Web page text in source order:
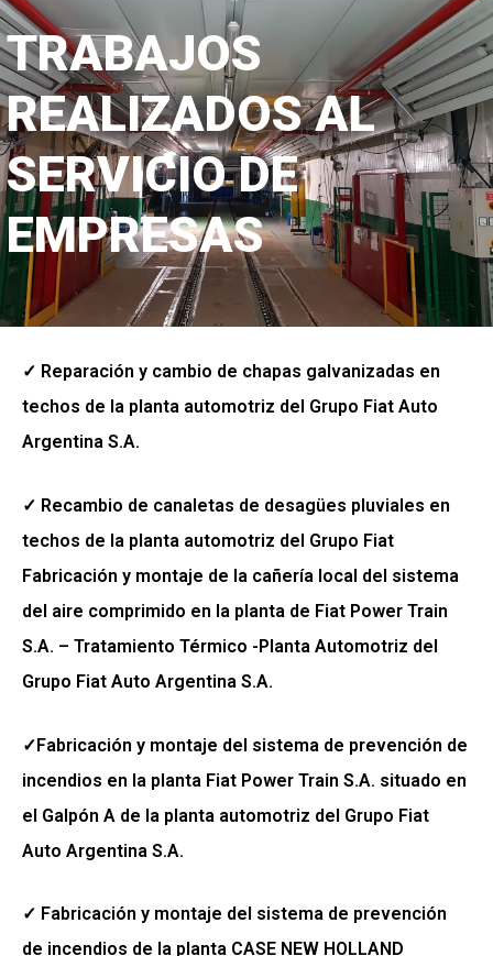
TRABAJOS
REALIZADOS AL
SERVICIO DE
EMPRESAS
✓ Reparación y cambio de chapas galvanizadas en
techos de la planta automotriz del Grupo Fiat Auto
Argentina S.A.
✓ Recambio de canaletas de desagües pluviales en
techos de la planta automotriz del Grupo Fiat
Fabricación y montaje de la cañería local del sistema
del aire comprimido en la planta de Fiat Power Train
S.A. – Tratamiento Térmico -Planta Automotriz del
Grupo Fiat Auto Argentina S.A.
✓Fabricación y montaje del sistema de prevención de
incendios en la planta Fiat Power Train S.A. situado en
el Galpón A de la planta automotriz del Grupo Fiat
Auto Argentina S.A.
✓ Fabricación y montaje del sistema de prevención
de incendios de la planta CASE NEW HOLLAND